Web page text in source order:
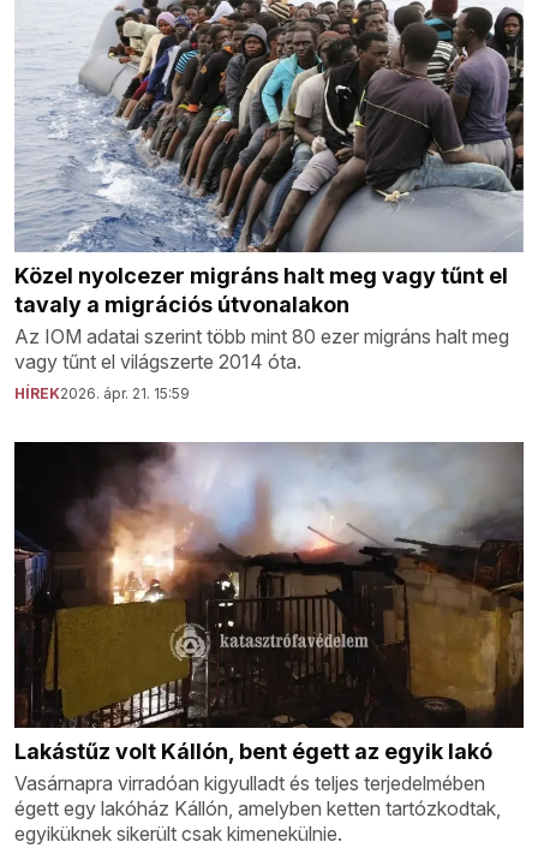
Közel nyolcezer migráns halt meg vagy tűnt el
tavaly a migrációs útvonalakon
Az IOM adatai szerint több mint 80 ezer migráns halt meg
vagy tűnt el világszerte 2014 óta.
HÍREK2026. ápr. 21. 15:59
Lakástűz volt Kállón, bent égett az egyik lakó
Vasárnapra virradóan kigyulladt és teljes terjedelmében
égett egy lakóház Kállón, amelyben ketten tartózkodtak,
egyiküknek sikerült csak kimenekülnie.